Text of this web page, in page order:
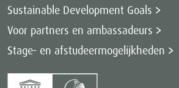
Sustainable Development Goals
Voor partners en ambassadeurs
Stage- en afstudeermogelijkheden